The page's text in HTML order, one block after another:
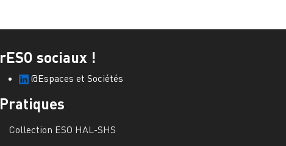
rESO sociaux !
@Espaces et Sociétés
Pratiques
Collection ESO HAL-SHS